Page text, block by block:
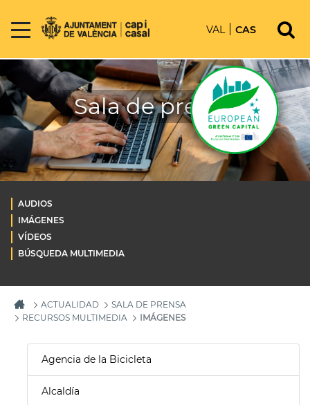
VAL CAS
Sala de prensa
AUDIOS
IMÁGENES
VÍDEOS
BÚSQUEDA MULTIMEDIA
ACTUALIDAD
SALA DE PRENSA
RECURSOS MULTIMEDIA
IMÁGENES
Agencia de la Bicicleta
Alcaldía